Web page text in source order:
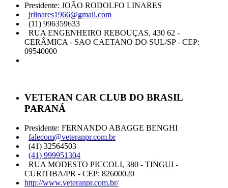
Presidente: JOÃO RODOLFO LINARES
jrlinares1966@gmail.com
(11) 996359633
RUA ENGENHEIRO REBOUÇAS, 430 62 -
CERÂMICA - SAO CAETANO DO SUL/SP - CEP:
09540000
VETERAN CAR CLUB DO BRASIL
PARANÁ
Presidente: FERNANDO ABAGGE BENGHI
falecom@veteranpr.com.br
(41) 32564503
(41) 999951304
RUA MODESTO PICCOLI, 380 - TINGUI -
CURITIBA/PR - CEP: 82600020
http://www.veteranpr.com.br/